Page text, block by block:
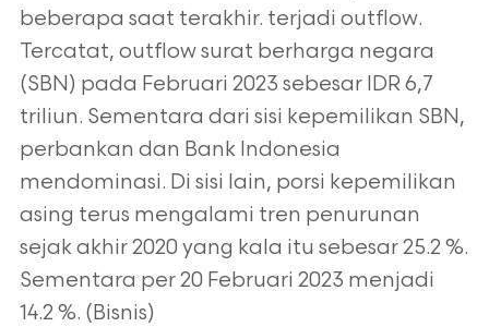
beberapa saat terakhir. terjadi outflow.
Tercatat, outflow surat berharga negara
(SBN) pada Februari 2023 sebesar IDR 6,7
triliun. Sementara dari sisi kepemilikan SBN,
perbankan dan Bank Indonesia
mendominasi. Di sisi lain, porsi kepemilikan
asing terus mengalami tren penurunan
sejak akhir 2020 yang kala itu sebesar 25.2 %.
Sementara per 20 Februari 2023 menjadi
14.2 %. (Bisnis)